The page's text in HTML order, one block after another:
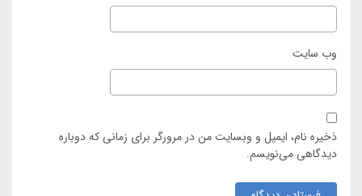
وب‌ سایت
ذخیره نام، ایمیل و وبسایت من در مرورگر برای زمانی که دوباره
دیدگاهی می‌نویسم.